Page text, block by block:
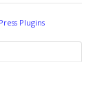
Plugins